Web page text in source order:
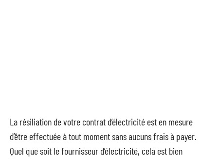
La résiliation de votre contrat d’électricité est en mesure
d’être effectuée à tout moment sans aucuns frais à payer.
Quel que soit le fournisseur d’électricité, cela est bien